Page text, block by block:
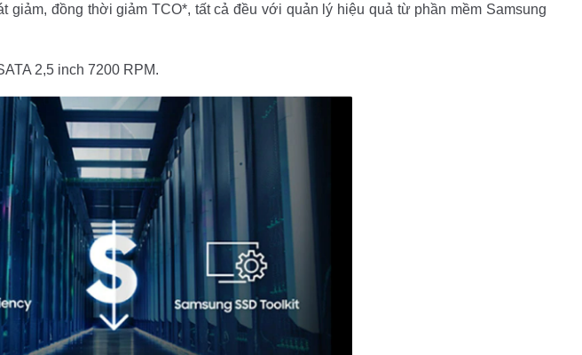
giảm, đồng thời giảm TCO*, tất cả đều với quản lý hiệu quả từ phần mềm Samsung
2,5 inch 7200 RPM.